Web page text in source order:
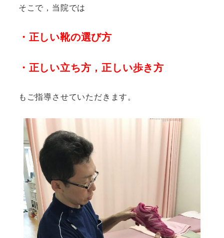
そこで，当院では
・正しい靴の選び方
・正しい立ち方，正しい歩き方
もご指導させていただきます。